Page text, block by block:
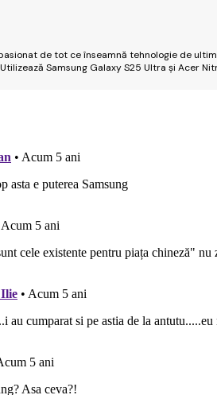
de tot ce înseamnă tehnologie de
Samsung Galaxy S25 Ultra și Acer